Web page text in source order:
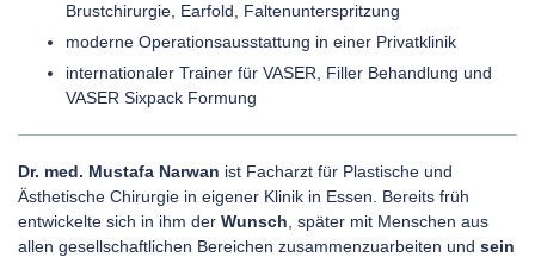
Brustchirurgie, Earfold, Faltenunterspritzung
moderne Operationsausstattung in einer Privatklinik
internationaler Trainer für VASER, Filler Behandlung und
VASER Sixpack Formung
Dr. med. Mustafa Narwan ist Facharzt für Plastische und
Ästhetische Chirurgie in eigener Klinik in Essen. Bereits früh
entwickelte sich in ihm der Wunsch , später mit Menschen aus
allen gesellschaftlichen Bereichen zusammenzuarbeiten und sein